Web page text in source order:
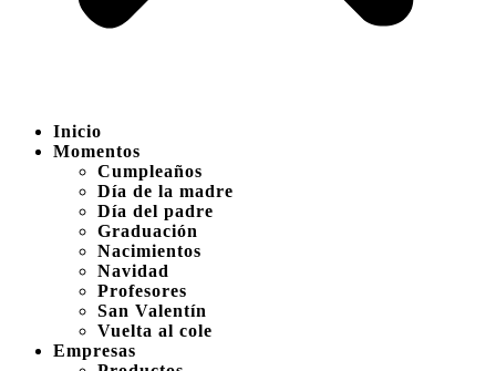
Inicio
Momentos
Cumpleaños
Día de la madre
Día del padre
Graduación
Nacimientos
Navidad
Profesores
San Valentín
Vuelta al cole
Empresas